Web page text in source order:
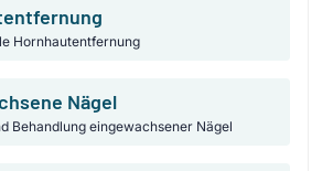
Hornhautentfernung
Nägel
Behandlung eingewachsener Nägel